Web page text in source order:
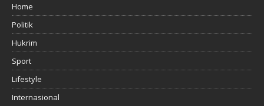
Home
Politik
Hukrim
Sport
Lifestyle
Internasional